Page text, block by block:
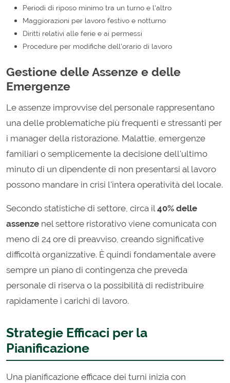
Periodi di riposo minimo tra un turno e l'altro
Maggiorazioni per lavoro festivo e notturno
Diritti relativi alle ferie e ai permessi
Procedure per modifiche dell'orario di lavoro
Gestione delle Assenze e delle
Emergenze
Le assenze improvvise del personale rappresentano
una delle problematiche più frequenti e stressanti per
i manager della ristorazione. Malattie, emergenze
familiari o semplicemente la decisione dell'ultimo
minuto di un dipendente di non presentarsi al lavoro
possono mandare in crisi l'intera operatività del locale.
Secondo statistiche di settore, circa il40% delle
assenze nel settore ristorativo viene comunicata con
meno di 24 ore di preavviso, creando significative
difficoltà organizzative. È quindi fondamentale avere
sempre un piano di contingenza che preveda
personale di riserva o la possibilità di redistribuire
rapidamente i carichi di lavoro.
Strategie Efficaci per la
Pianificazione
Una pianificazione efficace dei turni inizia con